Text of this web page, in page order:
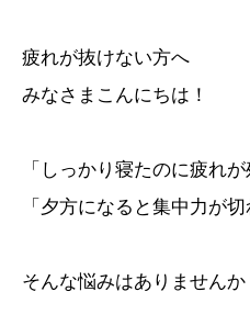
疲れが抜けない方へ
みなさまこんにちは！
「しっかり寝たのに疲れ
「夕方になると集中力が
そんな悩みはありませんか